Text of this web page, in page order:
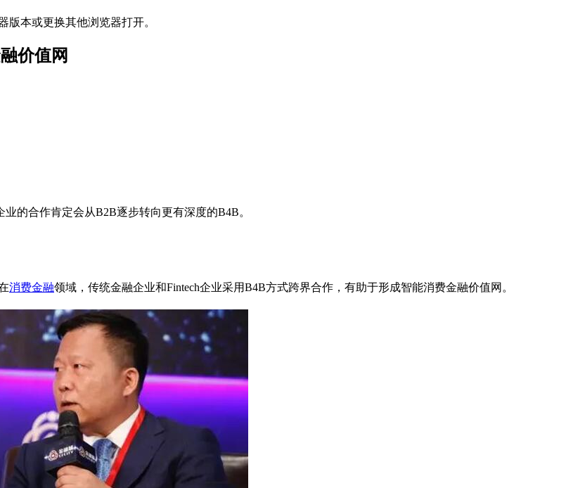
本或更换其他浏览器打开。
价值网
的合作肯定会从B2B逐步转向更有深度的B4B。
消费金融领域，传统金融企业和Fintech企业采用B4B方式跨界合作，有助于形成智能消费金融价值网。